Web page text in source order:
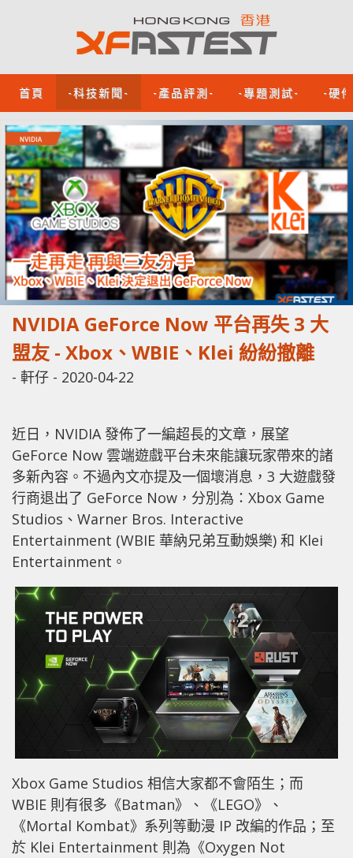
首頁 -科技新聞- -產品評測- -專題測試- -硬
NVIDIA GeForce Now 平台再失 3 大
盟友 - Xbox、WBIE、Klei 紛紛撤離
- 軒仔 - 2020-04-22
近日，NVIDIA 發佈了一編超長的文章，展望
GeForce Now 雲端遊戲平台未來能讓玩家帶來的諸
多新內容。不過內文亦提及一個壞消息，3 大遊戲發
行商退出了 GeForce Now，分別為：Xbox Game
Studios、Warner Bros. Interactive
Entertainment (WBIE 華納兄弟互動娛樂) 和 Klei
Entertainment。
Xbox Game Studios 相信大家都不會陌生；而
WBIE 則有很多《Batman》、《LEGO》、
《Mortal Kombat》系列等動漫 IP 改編的作品；至
於 Klei Entertainment 則為《Oxygen Not